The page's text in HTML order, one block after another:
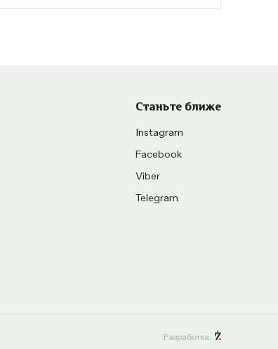
Станьте ближе
Instagram
Facebook
Viber
Telegram
Разработка: